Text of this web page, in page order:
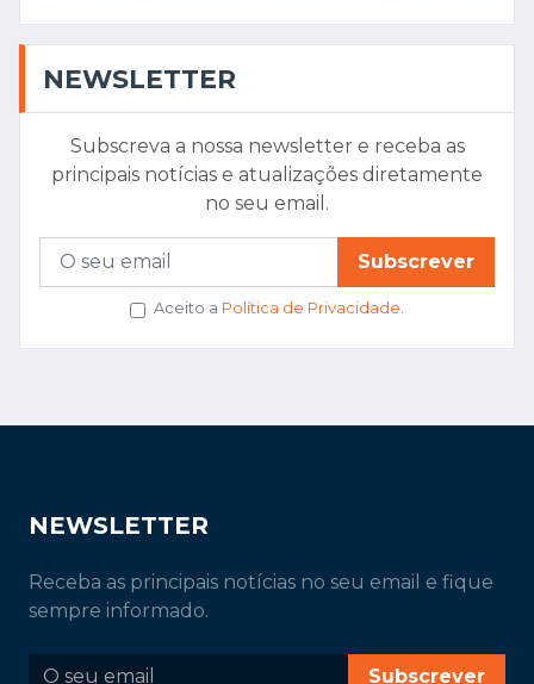
NEWSLETTER
Subscreva a nossa newsletter e receba as
principais notícias e atualizações diretamente
no seu email.
Subscrever
Aceito a Política de Privacidade
NEWSLETTER
Receba as principais notícias no seu email e fique
sempre informado.
Subscrever